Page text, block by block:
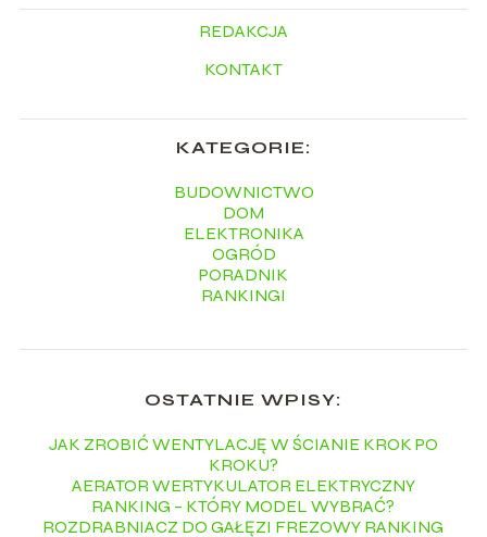
REDAKCJA
KONTAKT
KATEGORIE:
BUDOWNICTWO
DOM
ELEKTRONIKA
OGRÓD
PORADNIK
RANKINGI
OSTATNIE WPISY:
JAK ZROBIĆ WENTYLACJĘ W ŚCIANIE KROK PO
KROKU?
AERATOR WERTYKULATOR ELEKTRYCZNY
RANKING – KTÓRY MODEL WYBRAĆ?
ROZDRABNIACZ DO GAŁĘZI FREZOWY RANKING